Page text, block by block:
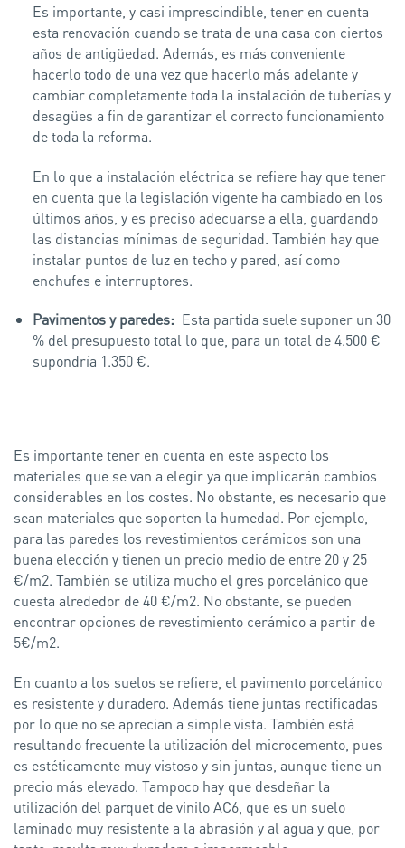
Es importante, y casi imprescindible, tener en cuenta
esta renovación cuando se trata de una casa con ciertos
años de antigüedad. Además, es más conveniente
hacerlo todo de una vez que hacerlo más adelante y
cambiar completamente toda la instalación de tuberías y
desagües a fin de garantizar el correcto funcionamiento
de toda la reforma.
En lo que a instalación eléctrica se refiere hay que tener
en cuenta que la legislación vigente ha cambiado en los
últimos años, y es preciso adecuarse a ella, guardando
las distancias mínimas de seguridad. También hay que
instalar puntos de luz en techo y pared, así como
enchufes e interruptores.
Pavimentos y paredes: Esta partida suele suponer un 30
% del presupuesto total lo que, para un total de 4.500 €
supondría 1.350 €.
Es importante tener en cuenta en este aspecto los
materiales que se van a elegir ya que implicarán cambios
considerables en los costes. No obstante, es necesario que
sean materiales que soporten la humedad. Por ejemplo,
para las paredes los revestimientos cerámicos son una
buena elección y tienen un precio medio de entre 20 y 25
€/m2. También se utiliza mucho el gres porcelánico que
cuesta alrededor de 40 €/m2. No obstante, se pueden
encontrar opciones de revestimiento cerámico a partir de
5€/m2.
En cuanto a los suelos se refiere, el pavimento porcelánico
es resistente y duradero. Además tiene juntas rectificadas
por lo que no se aprecian a simple vista. También está
resultando frecuente la utilización del microcemento, pues
es estéticamente muy vistoso y sin juntas, aunque tiene un
precio más elevado. Tampoco hay que desdeñar la
utilización del parquet de vinilo AC6, que es un suelo
laminado muy resistente a la abrasión y al agua y que, por